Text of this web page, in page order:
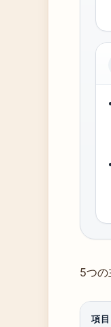
5つの
項目